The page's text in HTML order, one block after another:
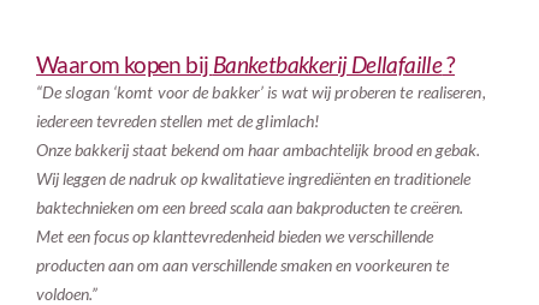
Waarom kopen bij Banketbakkerij Dellafaille?
“De slogan ‘komt voor de bakker’ is wat wij proberen te realiseren,
iedereen tevreden stellen met de glimlach!
Onze bakkerij staat bekend om haar ambachtelijk brood en gebak.
Wij leggen de nadruk op kwalitatieve ingrediënten en traditionele
baktechnieken om een breed scala aan bakproducten te creëren.
Met een focus op klanttevredenheid bieden we verschillende
producten aan om aan verschillende smaken en voorkeuren te
voldoen.”